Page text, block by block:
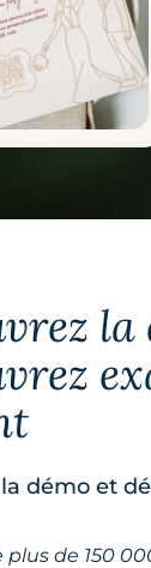
la
démo et
plus de 150